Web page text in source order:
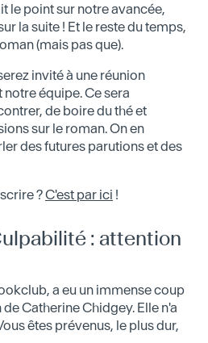
le point sur notre avancée,
la suite ! Et le reste du temps,
(mais pas que).
invité à une réunion
équipe. Ce sera
de boire du thé et
sur le roman. On en
des futures parutions et des
?C'est par ici !
: attention
a eu un immense coup
Catherine Chidgey. Elle n'a
êtes prévenus, le plus dur,